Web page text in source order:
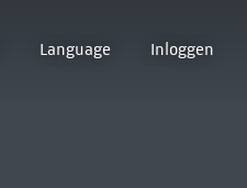
Language Inloggen